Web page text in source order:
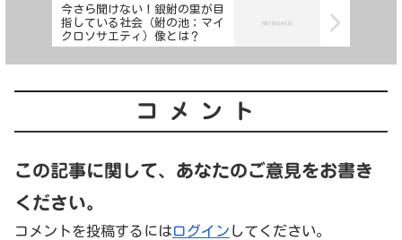
今さら聞けない！銀鮒の里が目
指している社会（鮒の池；マイ
クロソサエティ）像とは？
コメント
この記事に関して、あなたのご意見をお書き
ください。
コメントを投稿するにはログイン してください。